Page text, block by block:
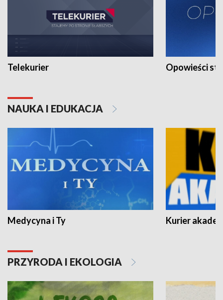
Telekurier Opowieści
NAUKA I EDUKACJA
Medycyna i Ty Kurier
PRZYRODA I EKOLOGIA